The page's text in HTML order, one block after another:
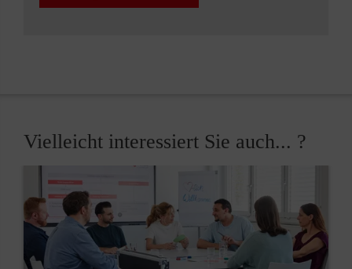
Vielleicht interessiert Sie auch... ?